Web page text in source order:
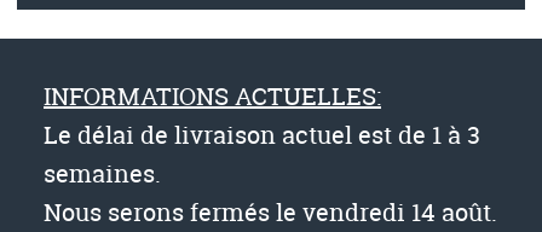
INFORMATIONS ACTUELLES:
Le délai de livraison actuel est de 1 à 3
semaines.
Nous serons fermés le vendredi 14 août.